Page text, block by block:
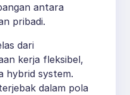
antara
pribadi.
dari
kerja fleksibel,
hybrid system.
dalam pola